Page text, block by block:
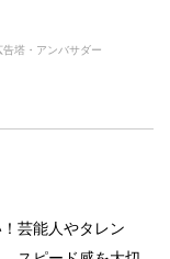
塔・アンバサダー
芸能人やタレン